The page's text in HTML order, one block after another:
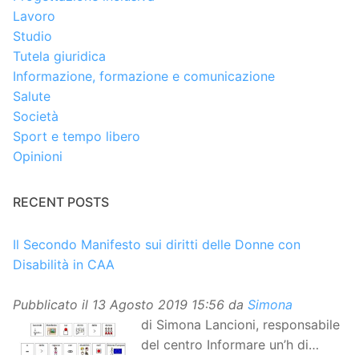
Lavoro
Studio
Tutela giuridica
Informazione, formazione e comunicazione
Salute
Società
Sport e tempo libero
Opinioni
RECENT POSTS
Il Secondo Manifesto sui diritti delle Donne con
Disabilità in CAA
Pubblicato il 13 Agosto 2019 15:56 da Simona
di Simona Lancioni, responsabile
del centro Informare un’h di